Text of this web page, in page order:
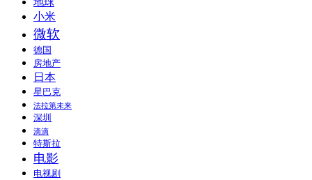
小米
微软
德国
房地产
日本
星巴克
法拉第未来
深圳
滴滴
特斯拉
电影
电视剧